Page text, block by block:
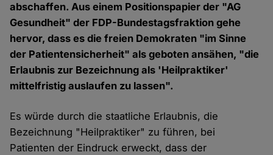
abschaffen. Aus einem Positionspapier der "AG
Gesundheit" der FDP-Bundestagsfraktion gehe
hervor, dass es die freien Demokraten "im Sinne
der Patientensicherheit" als geboten ansähen, "die
Erlaubnis zur Bezeichnung als 'Heilpraktiker'
mittelfristig auslaufen zu lassen".
Es würde durch die staatliche Erlaubnis, die
Bezeichnung "Heilpraktiker" zu führen, bei
Patienten der Eindruck erweckt, dass der